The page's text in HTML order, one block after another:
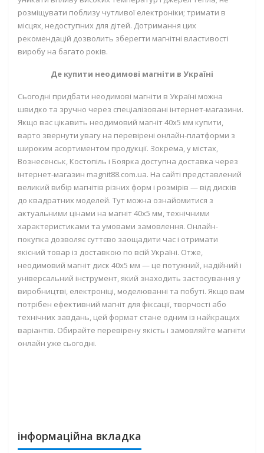
розміщувати поблизу чутливої електроніки; тримати в
місцях, недоступних для дітей. Дотримання цих
рекомендацій дозволить зберегти магнітні властивості
виробу на багато років.
Де купити неодимові магніти в Україні
Сьогодні придбати неодимові магніти в Україні можна
швидко та зручно через спеціалізовані інтернет-магазини.
Якщо вас цікавить неодимовий магніт 40х5 мм купити,
варто звернути увагу на перевірені онлайн-платформи з
широким асортиментом продукції. Зокрема, у містах,
Вознесенськ, Костопіль і Боярка доступна доставка через
інтернет-магазин magnit88.com.ua. На сайті представлений
великий вибір магнітів різних форм і розмірів — від дисків
до квадратних моделей. Тут можна ознайомитися з
актуальними цінами на магніт 40х5 мм, технічними
характеристиками та умовами замовлення. Онлайн-
покупка дозволяє суттєво заощадити час і отримати
якісний товар із доставкою по всій Україні. Отже,
неодимовий магніт диск 40х5 мм — це потужний, надійний і
універсальний інструмент, який знаходить застосування у
виробництві, електроніці, моделюванні та побуті. Якщо вам
потрібен ефективний магніт для фіксації, творчості або
технічних завдань, цей формат стане одним із найкращих
варіантів. Обирайте перевірену якість і замовляйте магніти
онлайн уже сьогодні.
інформаційна вкладка